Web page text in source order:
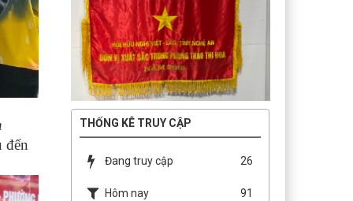
đến
THỐNG KÊ TRUY CẬP
Đang truy cập 26
Hôm nay
91